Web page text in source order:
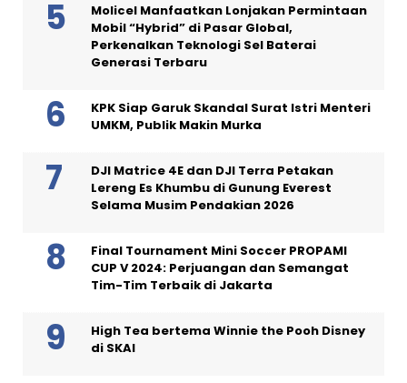
Molicel Manfaatkan Lonjakan Permintaan
Mobil “Hybrid” di Pasar Global,
Perkenalkan Teknologi Sel Baterai
Generasi Terbaru
KPK Siap Garuk Skandal Surat Istri Menteri
UMKM, Publik Makin Murka
DJI Matrice 4E dan DJI Terra Petakan
Lereng Es Khumbu di Gunung Everest
Selama Musim Pendakian 2026
Final Tournament Mini Soccer PROPAMI
CUP V 2024: Perjuangan dan Semangat
Tim-Tim Terbaik di Jakarta
High Tea bertema Winnie the Pooh Disney
di SKAI